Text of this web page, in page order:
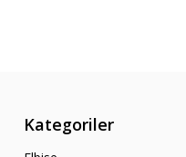
Kategoriler